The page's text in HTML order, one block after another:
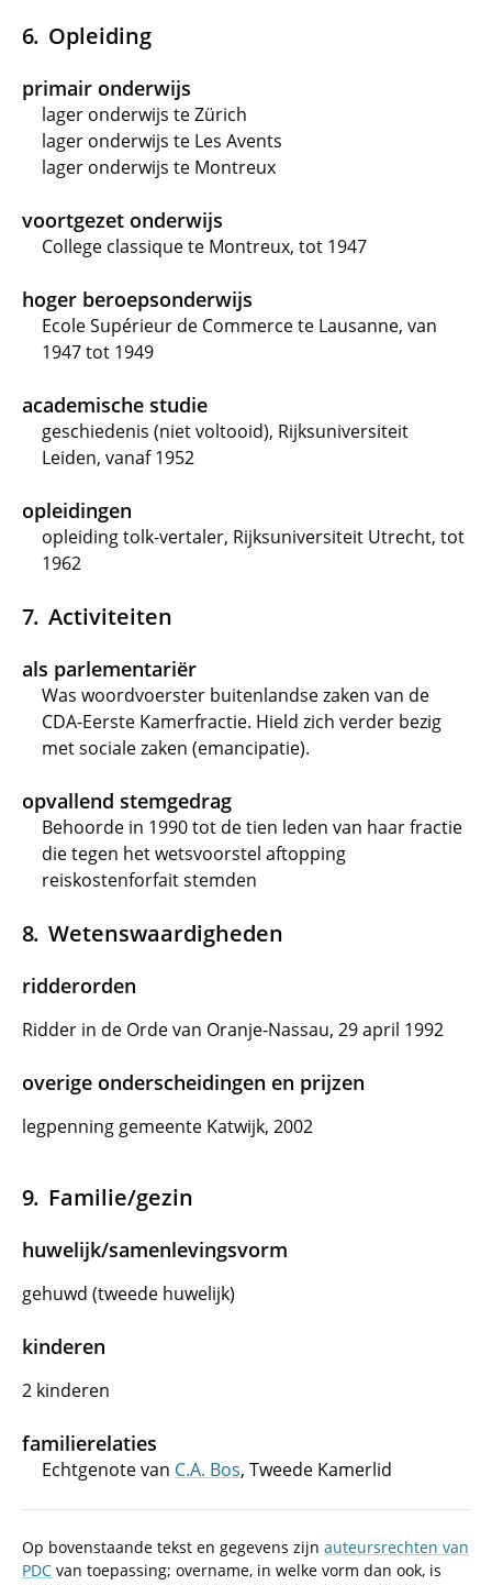
Opleiding
primair onderwijs
lager onderwijs te Zürich
lager onderwijs te Les Avents
lager onderwijs te Montreux
voortgezet onderwijs
College classique te Montreux, tot 1947
hoger beroepsonderwijs
Ecole Supérieur de Commerce te Lausanne, van
1947 tot 1949
academische studie
geschiedenis (niet voltooid), Rijksuniversiteit
Leiden, vanaf 1952
opleidingen
opleiding tolk-vertaler, Rijksuniversiteit Utrecht, tot
1962
Activiteiten
als parlementariër
Was woordvoerster buitenlandse zaken van de
CDA-Eerste Kamerfractie. Hield zich verder bezig
met sociale zaken (emancipatie).
opvallend stemgedrag
Behoorde in 1990 tot de tien leden van haar fractie
die tegen het wetsvoorstel aftopping
reiskostenforfait stemden
Wetenswaardigheden
ridderorden
Ridder in de Orde van Oranje-Nassau, 29 april 1992
overige onderscheidingen en prijzen
legpenning gemeente Katwijk, 2002
Familie/gezin
huwelijk/samenlevingsvorm
gehuwd (tweede huwelijk)
kinderen
2 kinderen
familierelaties
Echtgenote van C.A. Bos, Tweede Kamerlid
Op bovenstaande tekst en gegevens zijn auteursrechten van
PDC van toepassing; overname, in welke vorm dan ook, is